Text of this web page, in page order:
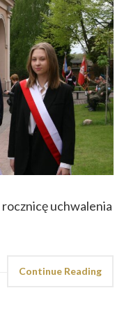
rocznicę uchwalenia
Continue Reading